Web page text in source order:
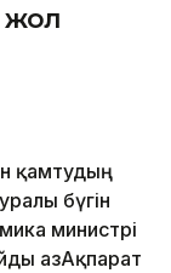
жол
қамтудың
бүгін
министрі
ҚазАқпарат